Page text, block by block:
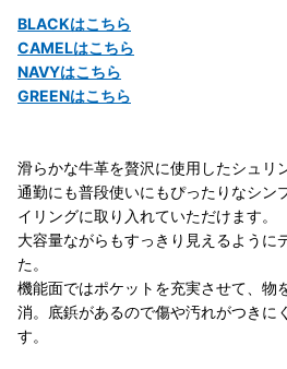
BLACKはこちら
CAMELはこちら
NAVYはこちら
GREENはこちら
滑らかな牛革を贅沢に使用したシュリ
通勤にも普段使いにもぴったりなシン
イリングに取り入れていただけます。
大容量ながらもすっきり見えるように
た。
機能面ではポケットを充実させて、物
消。底鋲があるので傷や汚れがつきに
す。